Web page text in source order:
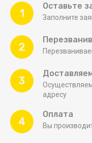
1
Оставьте
Заполните
2
3
адресу
4
Оплата
Вы